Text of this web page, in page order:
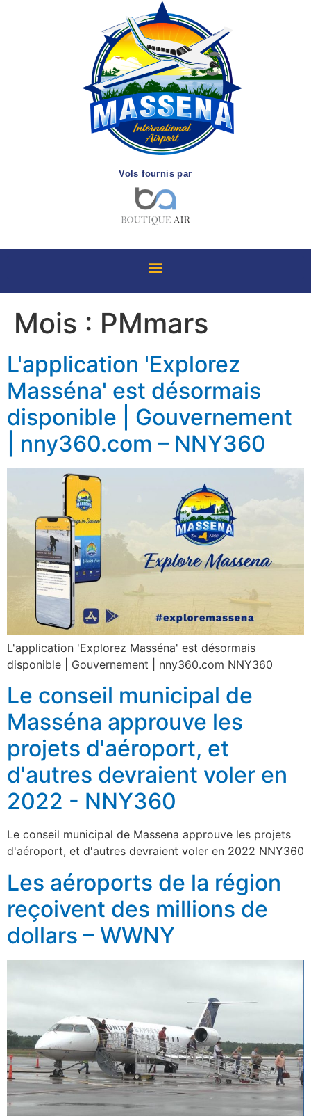
Vols fournis par
Mois : PMmars
L'application 'Explorez
Masséna' est désormais
disponible | Gouvernement
| nny360.com – NNY360
L'application 'Explorez Masséna' est désormais
disponible | Gouvernement | nny360.com NNY360
Le conseil municipal de
Masséna approuve les
projets d'aéroport, et
d'autres devraient voler en
2022 - NNY360
Le conseil municipal de Massena approuve les projets
d'aéroport, et d'autres devraient voler en 2022 NNY360
Les aéroports de la région
reçoivent des millions de
dollars – WWNY